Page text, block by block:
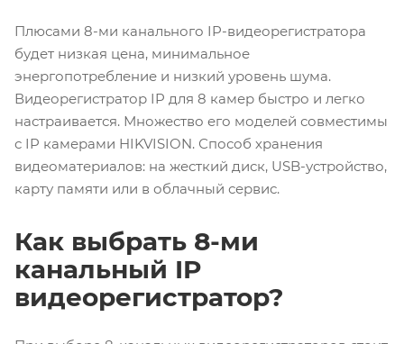
Плюсами 8-ми канального IP-видеорегистратора
будет низкая цена, минимальное
энергопотребление и низкий уровень шума.
Видеорегистратор IP для 8 камер быстро и легко
настраивается. Множество его моделей совместимы
с IP камерами HIKVISION. Способ хранения
видеоматериалов: на жесткий диск, USB-устройство,
карту памяти или в облачный сервис.
Как выбрать 8-ми
канальный IP
видеорегистратор?